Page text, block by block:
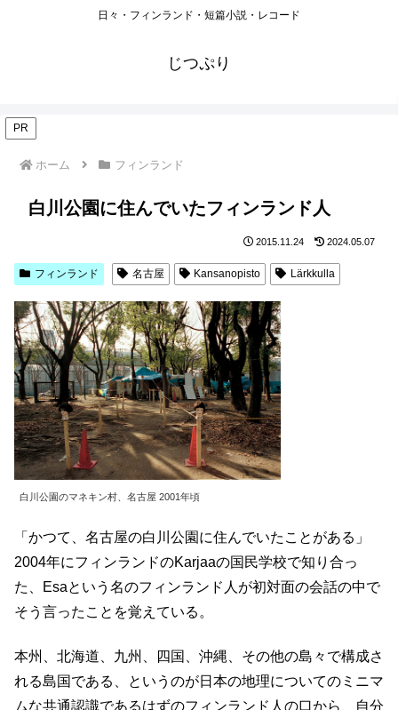
日々・フィンランド・短篇小説・レコード
じつぷり
PR
ホーム フィンランド
白川公園に住んでいたフィンランド人
2015.11.24 2024.05.07
フィンランド 名古屋 Kansanopisto Lärkkulla
白川公園のマネキン村、名古屋 2001年頃
「かつて、名古屋の白川公園に住んでいたことがある」
2004年にフィンランドのKarjaaの国民学校で知り合っ
た、Esaという名のフィンランド人が初対面の会話の中で
そう言ったことを覚えている。
本州、北海道、九州、四国、沖縄、その他の島々で構成さ
れる島国である、というのが日本の地理についてのミニマ
ムな共通認識であるはずのフィンランド人の口から、自分